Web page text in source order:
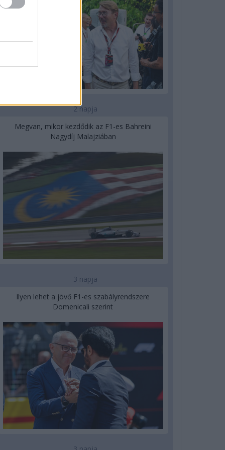
2 napja
Megvan, mikor kezdődik az F1-es Bahreini
Nagydíj Malajziában
3 napja
Ilyen lehet a jövő F1-es szabályrendszere
Domenicali szerint